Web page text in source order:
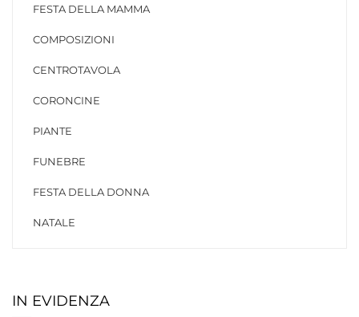
FESTA DELLA MAMMA
COMPOSIZIONI
CENTROTAVOLA
CORONCINE
PIANTE
FUNEBRE
FESTA DELLA DONNA
NATALE
IN EVIDENZA